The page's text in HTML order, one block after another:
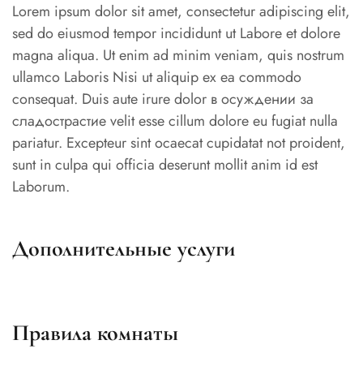
Lorem ipsum dolor sit amet, consectetur adipiscing elit,
sed do eiusmod tempor incididunt ut Labore et dolore
magna aliqua. Ut enim ad minim veniam, quis nostrum
ullamco Laboris Nisi ut aliquip ex ea commodo
consequat. Duis aute irure dolor в осуждении за
сладострастие velit esse cillum dolore eu fugiat nulla
pariatur. Excepteur sint ocaecat cupidatat not proident,
sunt in culpa qui officia deserunt mollit anim id est
Laborum.
Дополнительные услуги
Правила комнаты